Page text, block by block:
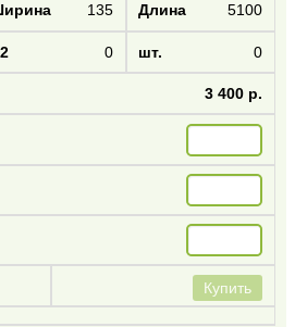
135 5100
0 0
3 400 р.
Купить